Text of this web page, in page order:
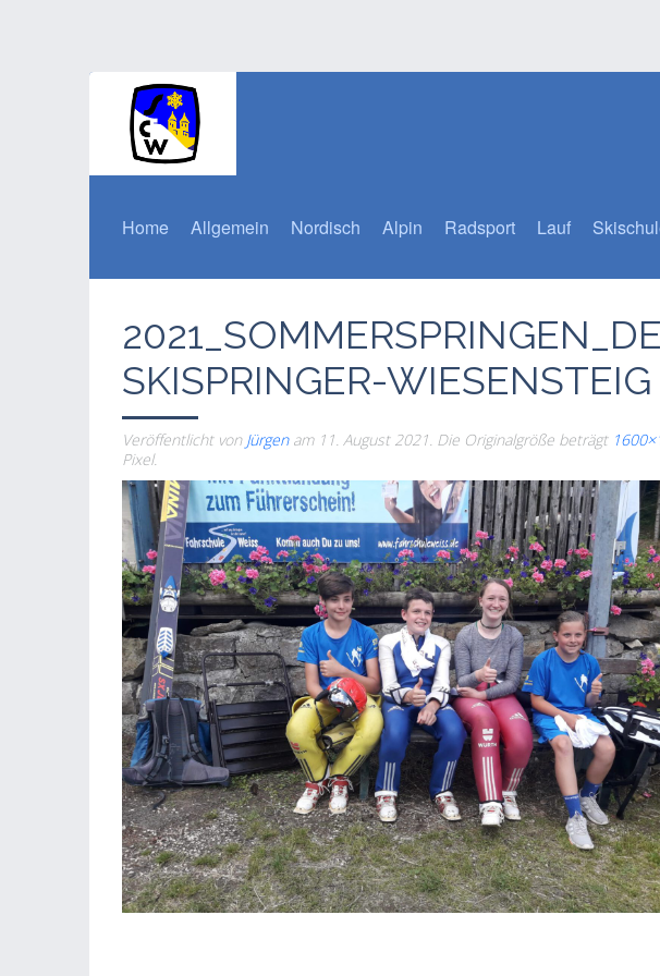
Home Allgemein Nordisch Alpin Radsport Lauf
SKISPRINGER-WIESENSTEIG
Veröffentlicht von Jürgenam 11. August 2021. Die Originalgröße beträgt
Pixel.